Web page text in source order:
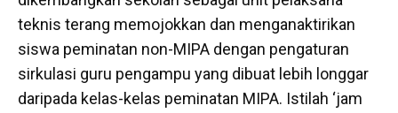
teknis terang memojokkan dan menganaktirikan
siswa peminatan non-MIPA dengan pengaturan
sirkulasi guru pengampu yang dibuat lebih longgar
daripada kelas-kelas peminatan MIPA. Istilah ‘jam